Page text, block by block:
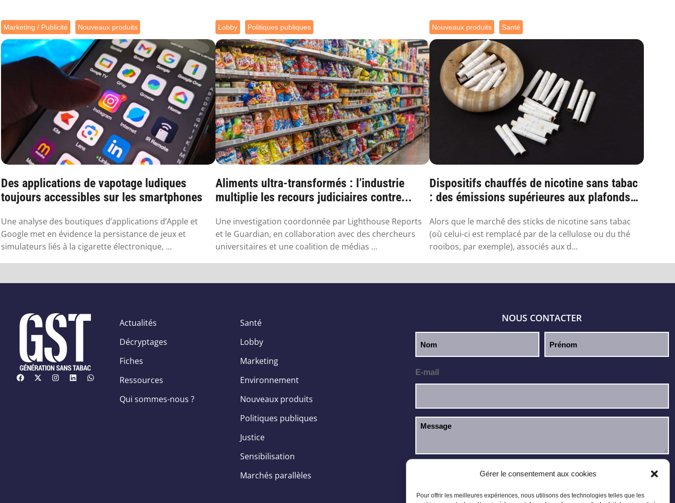
Gérer le consentement aux cookies
Pour offrir les meilleures expériences, nous utilisons des technologies telles que les
Marketing / Publicité Nouveaux produits
Des applications de vapotage ludiques
toujours accessibles sur les smartphones
Une analyse des boutiques d’applications d’Apple et
Google met en évidence la persistance de jeux et
simulateurs liés à la cigarette électronique, ...
Lobby Politiques publiques
Aliments ultra-transformés : l’industrie
multiplie les recours judiciaires contre...
Une investigation coordonnée par Lighthouse Reports
et le Guardian, en collaboration avec des chercheurs
universitaires et une coalition de médias ...
Nouveaux produits Santé
Dispositifs chauffés de nicotine sans tabac
: des émissions supérieures aux plafonds
Alors que le marché des sticks de nicotine sans tabac
(où celui-ci est remplacé par de la cellulose ou du thé
rooibos, par exemple), associés aux d...
Actualités
Décryptages
Fiches
Ressources
Qui sommes-nous ?
Santé
Lobby
Marketing
Environnement
Nouveaux produits
Politiques publiques
Justice
Sensibilisation
Marchés parallèles
NOUS CONTACTER
E-mail
J’ai lu et j’accepte lapolitique de confidentialité